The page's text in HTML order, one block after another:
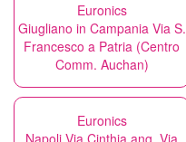
Euronics
Giugliano in Campania Via S.
Francesco a Patria (Centro
Comm. Auchan)
Euronics
Napoli Via Cinthia ang. Via